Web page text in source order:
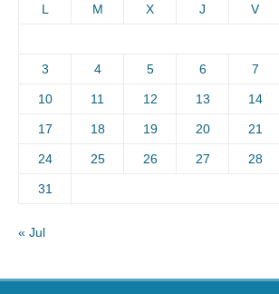
L M X J V
3 4 5 6 7
10 11 12 13 14
17 18 19 20 21
24 25 26 27 28
31
« Jul